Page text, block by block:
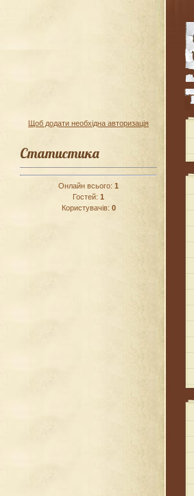
Щоб додати необхідна авторизація
Статистика
Онлайн всього: 1
Гостей: 1
Користувачів: 0